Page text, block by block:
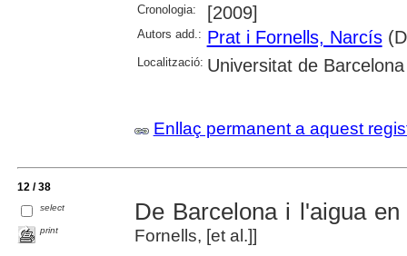
Cronologia: [2009]
Autors add.: Prat i Fornells, Narcís
Localització: Universitat de Barcelona
Enllaç permanent a aquest
12 / 38
select
print
De Barcelona i l'aigua
Fornells, [et al.]]